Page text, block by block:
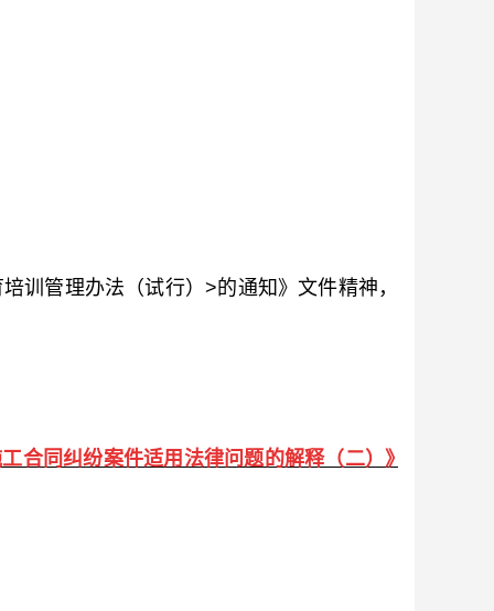
训管理办法（试行）>的通知》文件精神，
合同纠纷案件适用法律问题的解释（二）》宣贯